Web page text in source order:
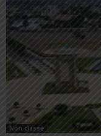
Non classé